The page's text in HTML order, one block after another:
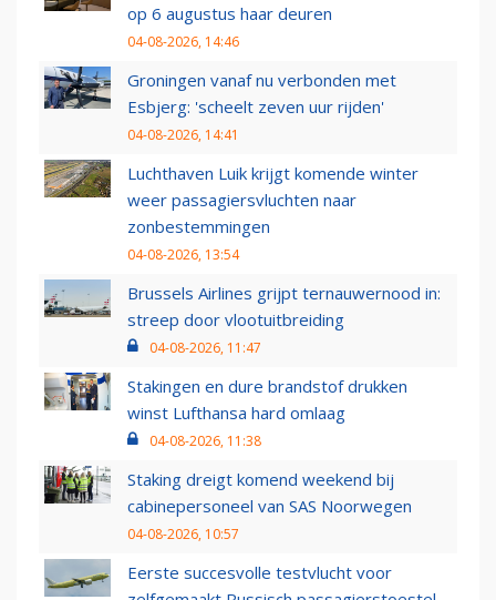
op 6 augustus haar deuren
04-08-2026, 14:46
Groningen vanaf nu verbonden met
Esbjerg: 'scheelt zeven uur rijden'
04-08-2026, 14:41
Luchthaven Luik krijgt komende winter
weer passagiersvluchten naar
zonbestemmingen
04-08-2026, 13:54
Brussels Airlines grijpt ternauwernood in:
streep door vlootuitbreiding
04-08-2026, 11:47
Stakingen en dure brandstof drukken
winst Lufthansa hard omlaag
04-08-2026, 11:38
Staking dreigt komend weekend bij
cabinepersoneel van SAS Noorwegen
04-08-2026, 10:57
Eerste succesvolle testvlucht voor